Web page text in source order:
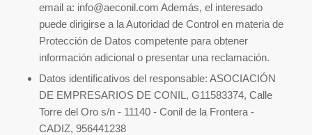
email a: info@aeconil.com Además, el interesado
puede dirigirse a la Autoridad de Control en materia de
Protección de Datos competente para obtener
información adicional o presentar una reclamación.
Datos identificativos del responsable: ASOCIACIÓN
DE EMPRESARIOS DE CONIL, G11583374, Calle
Torre del Oro s/n - 11140 - Conil de la Frontera -
CADIZ, 956441238